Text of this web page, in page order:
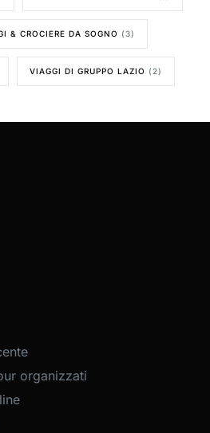
& CROCIERE DA SOGNO (3)
VIAGGI DI GRUPPO LAZIO (2)
organizzati